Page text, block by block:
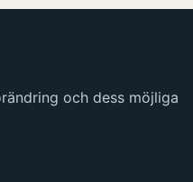
och dess möjliga